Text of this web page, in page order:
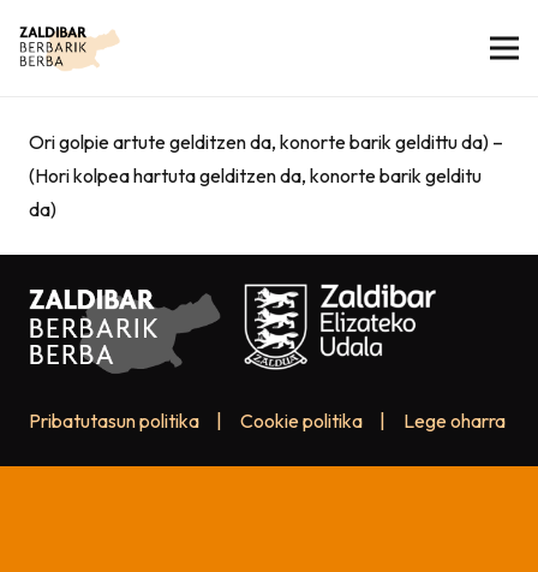
Ori golpie artute gelditzen da, konorte barik geldittu da) –
(Hori kolpea hartuta gelditzen da, konorte barik gelditu
da)
Pribatutasun politika Cookie politika Lege oharra